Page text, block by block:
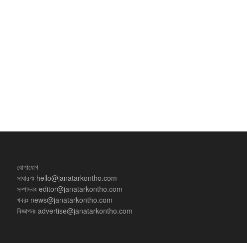
যোগাযোগ
সাধারণঃ hello@janatarkontho.com
সম্পাদকঃ editor@janatarkontho.com
খবরঃ news@janatarkontho.com
বিজ্ঞাপনঃ advertise@janatarkontho.com